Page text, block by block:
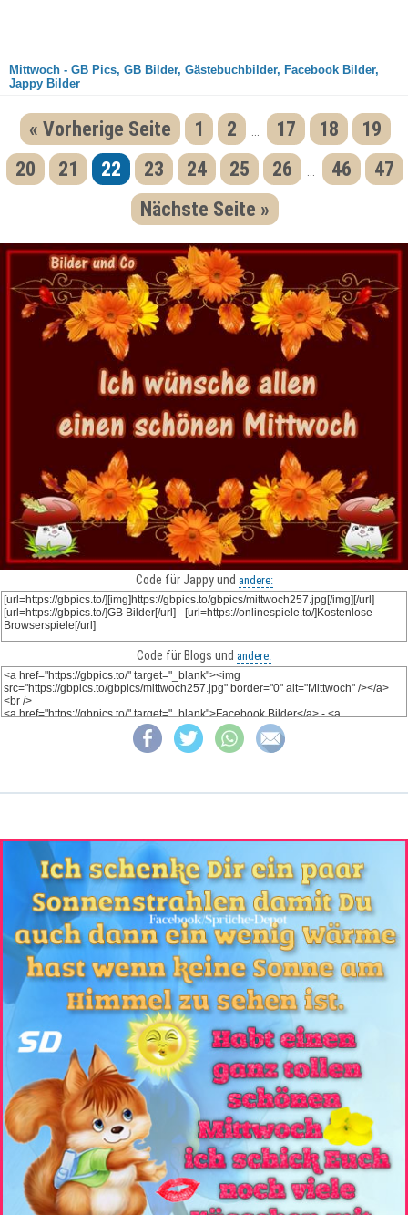
Mittwoch - GB Pics, GB Bilder, Gästebuchbilder, Facebook Bilder,
Jappy Bilder
« Vorherige Seite 1 2 17 18
19
20
21 22 23 24 25 26 46
47
Nächste Seite »
Code für Jappy und andere:
Code für Blogs und andere: